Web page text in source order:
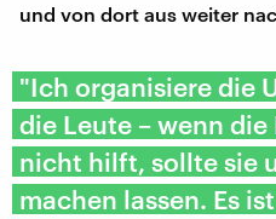
und von dort aus weiter
"Ich organisiere die
die Leute – wenn
nicht hilft, sollte sie
machen lassen. Es